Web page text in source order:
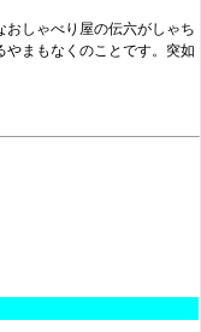
おしゃべり屋の伝六がしゃち
まもなくのことです。突如